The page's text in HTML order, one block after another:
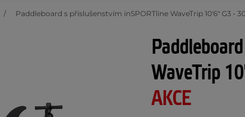
Paddleboard s příslušenstvím inSPORTline WaveTrip 10'6" G3 •
WaveTrip
AKCE